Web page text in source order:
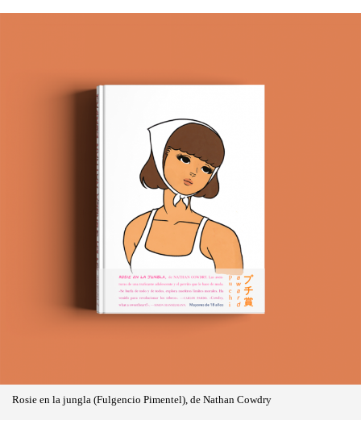
Rosie en la jungla (Fulgencio Pimentel), de Nathan Cowdry